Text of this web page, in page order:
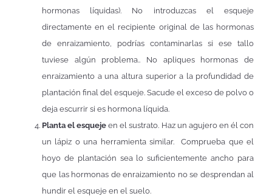
hormonas líquidas). No introduzcas el esqueje
directamente en el recipiente original de las hormonas
de enraizamiento, podrías contaminarlas si ese tallo
tuviese algún problema.. No apliques hormonas de
enraizamiento a una altura superior a la profundidad de
plantación final del esqueje. Sacude el exceso de polvo o
deja escurrir si es hormona líquida.
Planta el esqueje en el sustrato. Haz un agujero en él con
un lápiz o una herramienta similar. Comprueba que el
hoyo de plantación sea lo suficientemente ancho para
que las hormonas de enraizamiento no se desprendan al
hundir el esqueje en el suelo.